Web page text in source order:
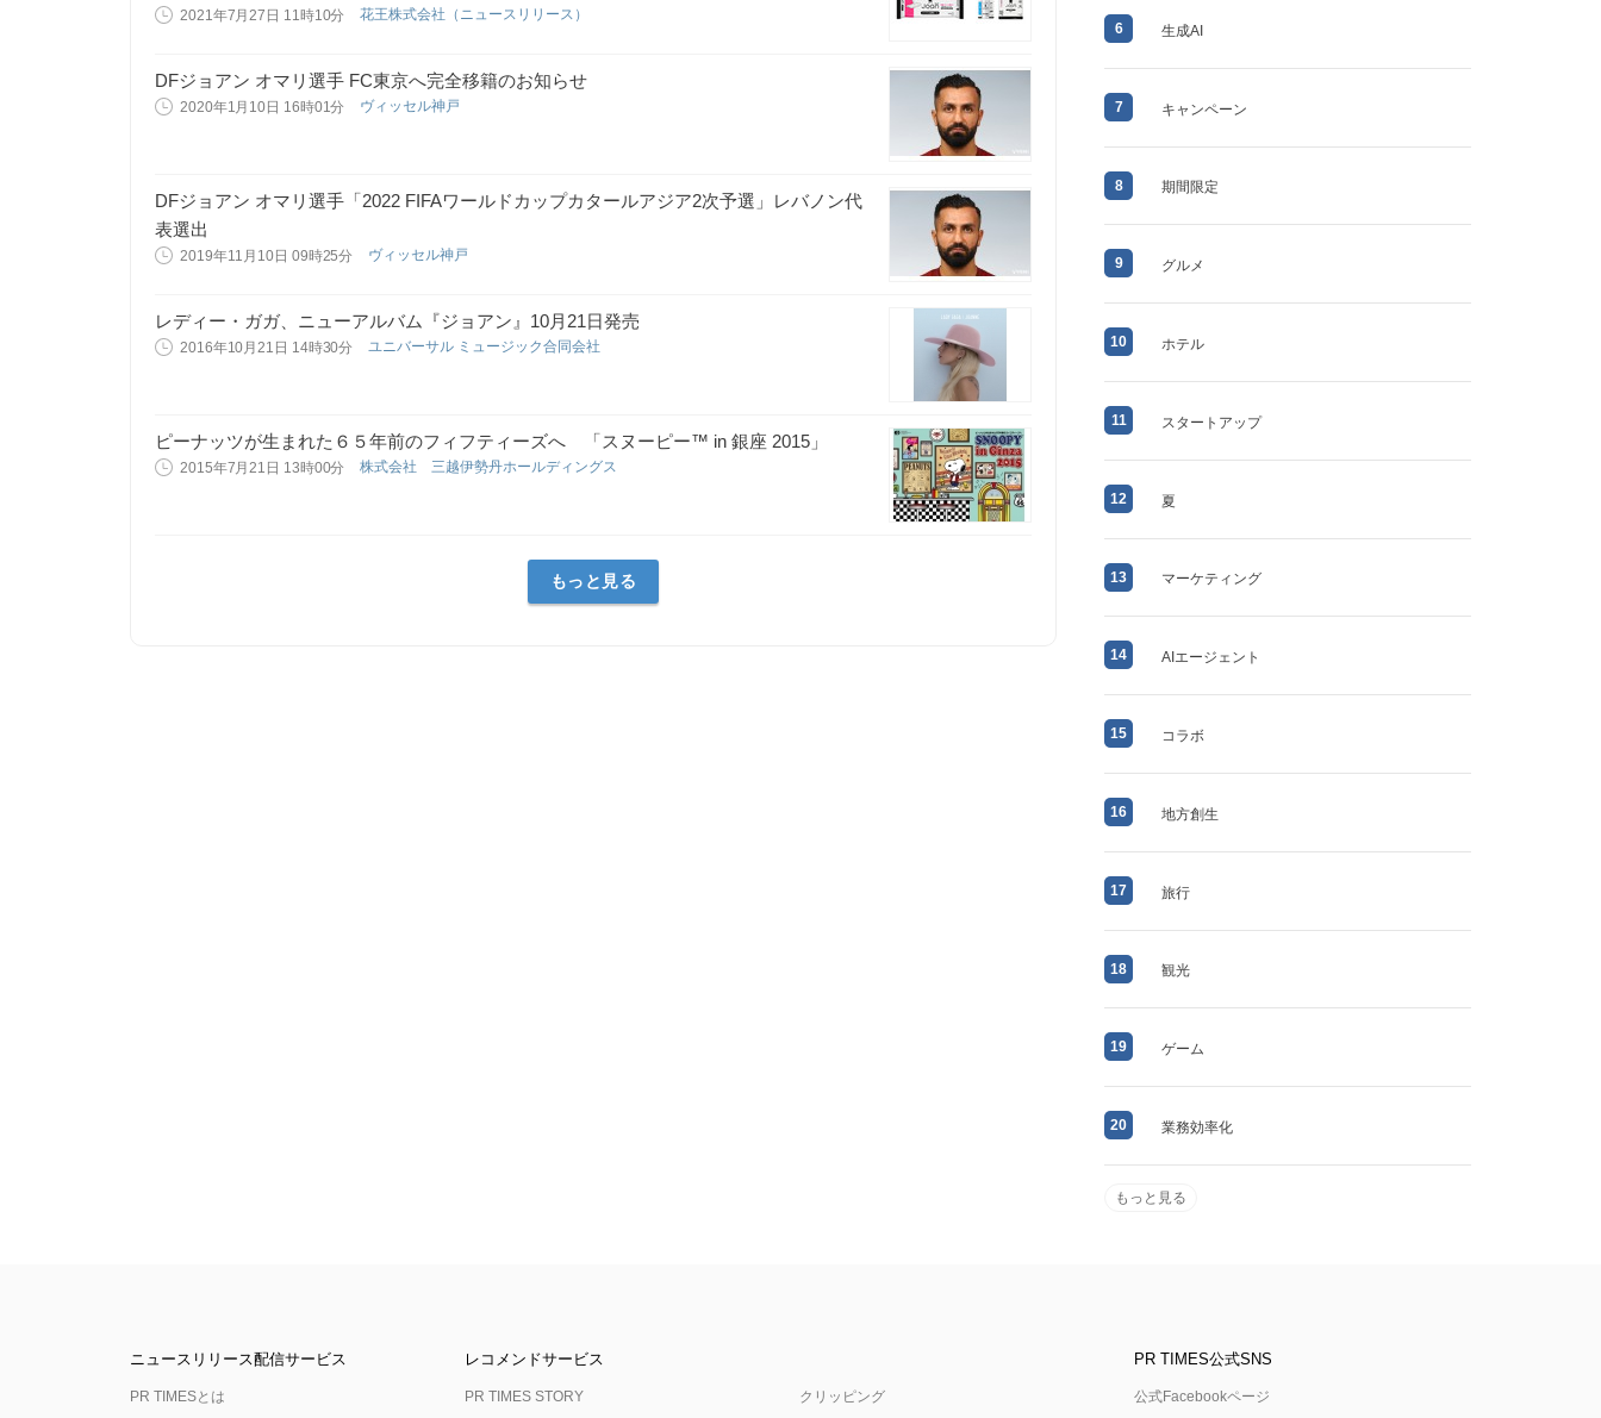
2021年7月27日 11時10分 花王株式会社（ニュースリリース）
DFジョアン オマリ選手 FC東京へ完全移籍のお知らせ
2020年1月10日 16時01分 ヴィッセル神戸
DFジョアン オマリ選手「2022 FIFAワールドカップカタールアジア2次予選」レバノン代
表選出
2019年11月10日 09時25分 ヴィッセル神戸
レディー・ガガ、ニューアルバム『ジョアン』10月21日発売
2016年10月21日 14時30分 ユニバーサル ミュージック合同会社
ピーナッツが生まれた６５年前のフィフティーズへ 「スヌーピー™ in 銀座 2015」
2015年7月21日 13時00分 株式会社 三越伊勢丹ホールディングス
もっと見る
6 生成AI
7 キャンペーン
8 期間限定
9 グルメ
10 ホテル
11 スタートアップ
12 夏
13 マーケティング
14 AIエージェント
15 コラボ
16 地方創生
17 旅行
18 観光
19 ゲーム
20 業務効率化
もっと見る
ニュースリリース配信サービス
PR TIMESとは
レコメンドサービス
PR TIMES STORY クリッピング
PR TIMES公式SNS
公式Facebookページ